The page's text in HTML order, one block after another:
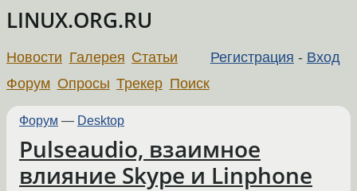
LINUX.ORG.RU
Регистрация - Вход
Новости Галерея Статьи
Форум Опросы Трекер Поиск
Форум — Desktop
Pulseaudio, взаимное
влияние Skype и Linphone